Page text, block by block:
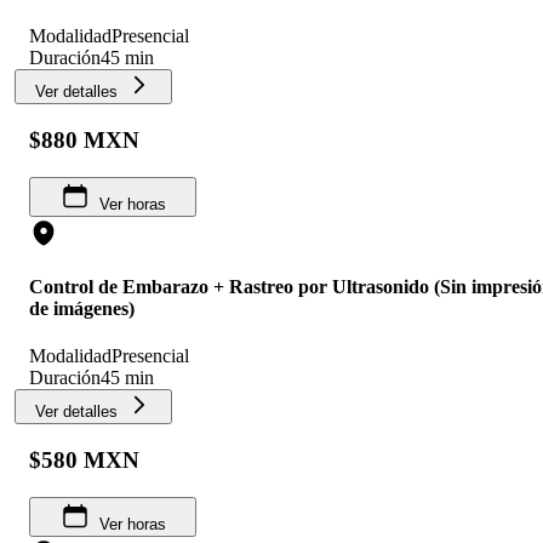
ModalidadPresencial
Duración45 min
Ver detalles
$880 MXN
Ver horas
Control de Embarazo + Rastreo por Ultrasonido (Sin
de imágenes)
ModalidadPresencial
Duración45 min
Ver detalles
$580 MXN
Ver horas